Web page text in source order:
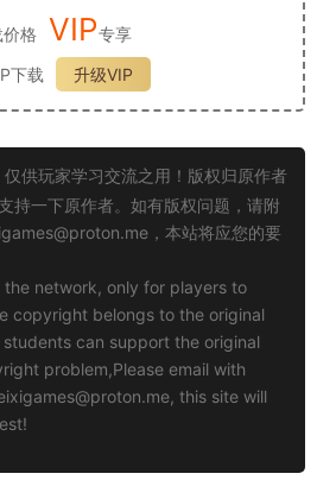
格 VIP专享
下载
升级VIP
供玩家学习交流之用！版权归原作者
持一下原作者。如有版权问题，请附
，本站将应您的要
network, only for players to
copyright belongs to the original
can support the original
problem,Please email with
, this site will